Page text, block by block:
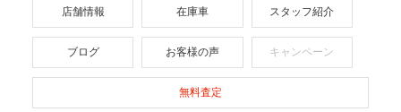
店舗情報 在庫車 スタッフ紹介
ブログ お客様の声 キャンペーン
無料査定